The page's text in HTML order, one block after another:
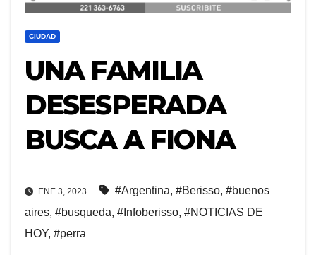
CIUDAD
UNA FAMILIA
DESESPERADA
BUSCA A FIONA
ENE 3, 2023 #Argentina, #Berisso, #buenos
aires, #busqueda, #Infoberisso, #NOTICIAS DE
HOY, #perra